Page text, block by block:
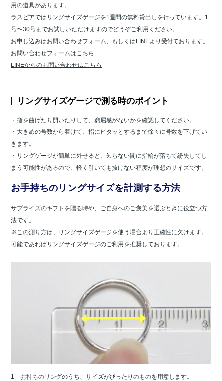
用の道具があります。
ラスピアではリングサイズゲージを1週間の無料貸出しを行っています。1
号〜30号までお試しいただけますのでどうぞご利用ください。
お申し込みはお問い合わせフォーム、もしくはLINEより受付ております。
お問い合わせフォームはこちら
LINEからのお問い合わせはこちら
リングサイズゲージで測る時のポイント
・指を曲げたり開いたりして、窮屈感がないかを確認してください。
・大きめの号数から着けて、指にピタッとするまで徐々に号数を下げてい
きます。
・リングゲージが簡単に外せると、知らない間に指輪が落ちて紛失してし
まう可能性があるので、軽く引いても抜けない程度が理想のサイズです。
お手持ちのリングサイズを計測する方法
サプライズのギフトを贈る時や、ご自身へのご褒美を選ぶときに役立つ方
法です。
※この測り方は、リングサイズゲージを使う場合より正確性に欠けます。
可能であればリングサイズゲージのご利用を推奨しております。
1 お持ちのリングのうち、サイズがぴったりのものを用意します。